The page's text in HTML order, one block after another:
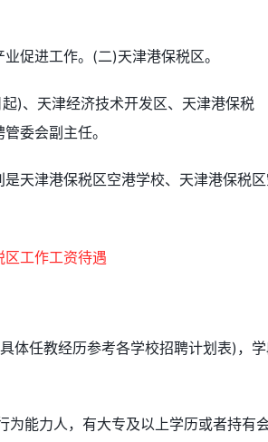
促进工作。(二)天津港保税区。
)、天津经济技术开发区、天津港保税
委会副主任。
天津港保税区空港学校、天津港保税
体任教经历参考各学校招聘计划表)，
能力人，有大专及以上学历或者持有